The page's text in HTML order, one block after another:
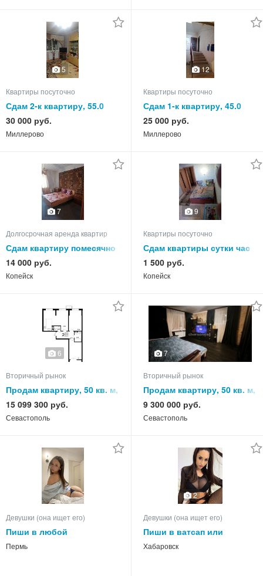
5
Квартиры посуточно
Сдам 2-к квартиру, 55.0
кв.м, этаж 4 из 5
30 000 руб.
Миллерово
12
Квартиры посуточно
Сдам 1-к квартиру, 45.0
кв.м, этаж 1 из 3
25 000 руб.
Миллерово
7
Долгосрочная аренда квартир
Сдам квартиру помесячно
14 000 руб.
Копейск
9
Квартиры посуточно
Сдам квартиры сутки час
1 500 руб.
Копейск
6
Вторичный рынок
Продам квартиру, 50 кв. м,
этаж
15 099 300 руб.
Севастополь
7
Вторичный рынок
Продам квартиру, 50 кв. м,
этаж
9 300 000 руб.
Севастополь
Девушки (она ищет его)
Пиши в любой
мессенджер телеграм,
Пермь
2
Девушки (она ищет его)
Пиши в ватсап или
телеграм
Хабаровск